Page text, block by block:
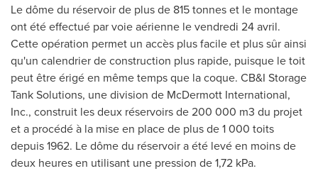
Le dôme du réservoir de plus de 815 tonnes et le montage
ont été effectué par voie aérienne le vendredi 24 avril.
Cette opération permet un accès plus facile et plus sûr ainsi
qu'un calendrier de construction plus rapide, puisque le toit
peut être érigé en même temps que la coque. CB&I Storage
Tank Solutions, une division de McDermott International,
Inc., construit les deux réservoirs de 200 000 m3 du projet
et a procédé à la mise en place de plus de 1 000 toits
depuis 1962. Le dôme du réservoir a été levé en moins de
deux heures en utilisant une pression de 1,72 kPa.